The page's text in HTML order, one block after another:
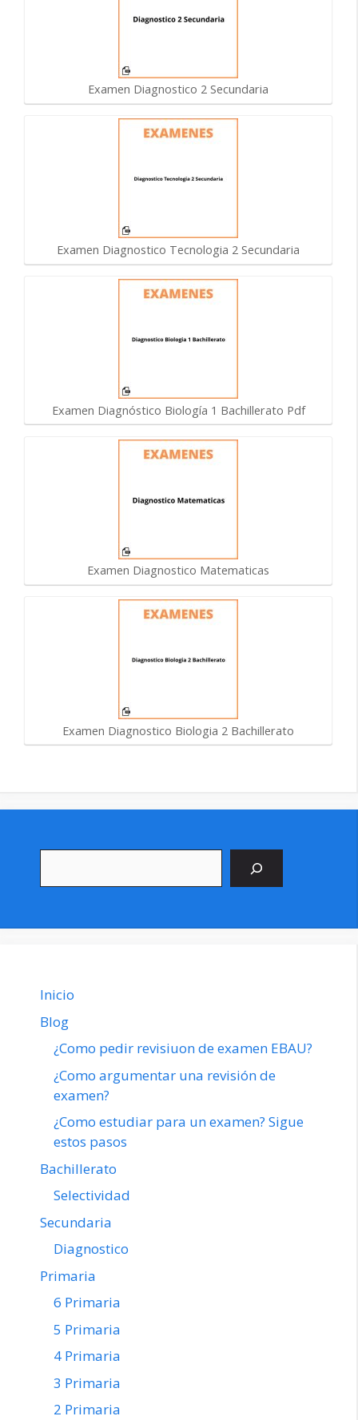
Examen Diagnostico 2 Secundaria
Examen Diagnostico Tecnologia 2 Secundaria
Examen Diagnóstico Biología 1 Bachillerato Pdf
Examen Diagnostico Matematicas
Examen Diagnostico Biologia 2 Bachillerato
Inicio
Blog
¿Como pedir revisiuon de examen EBAU?
¿Como argumentar una revisión de
examen?
¿Como estudiar para un examen? Sigue
estos pasos
Bachillerato
Selectividad
Secundaria
Diagnostico
Primaria
6 Primaria
5 Primaria
4 Primaria
3 Primaria
2 Primaria